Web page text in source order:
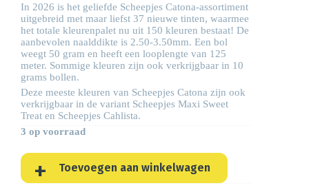
In 2026 is het geliefde Scheepjes Catona-assortiment
uitgebreid met maar liefst 37 nieuwe tinten, waarmee
het totale kleurenpalet nu uit 150 kleuren bestaat! De
aanbevolen naalddikte is 2.50-3.50mm. Een bol
weegt 50 gram en heeft een looplengte van 125
meter. Sommige kleuren zijn ook verkrijgbaar in 10
grams bollen.
Deze meeste kleuren van Scheepjes Catona zijn ook
verkrijgbaar in de variant Scheepjes Maxi Sweet
Treat en Scheepjes Cahlista.
3 op voorraad
Toevoegen aan winkelwagen